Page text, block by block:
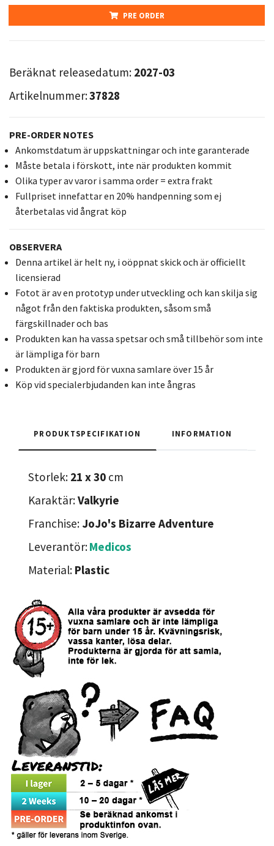
PRE ORDER
Beräknat releasedatum: 2027-03
Artikelnummer:37828
PRE-ORDER NOTES
Ankomstdatum är uppskattningar och inte garanterade
Måste betala i förskott, inte när produkten kommit
Olika typer av varor i samma order = extra frakt
Fullpriset innefattar en 20% handpenning som ej
återbetalas vid ångrat köp
OBSERVERA
Denna artikel är helt ny, i oöppnat skick och är officiellt
licensierad
Fotot är av en prototyp under utveckling och kan skilja sig
något från den faktiska produkten, såsom små
färgskillnader och bas
Produkten kan ha vassa spetsar och små tillbehör som inte
är lämpliga för barn
Produkten är gjord för vuxna samlare över 15 år
Köp vid specialerbjudanden kan inte ångras
PRODUKTSPECIFIKATION INFORMATION
Storlek: 21 x 30 cm
Karaktär:Valkyrie
Franchise: JoJo's Bizarre Adventure
Leverantör:Medicos
Material: Plastic